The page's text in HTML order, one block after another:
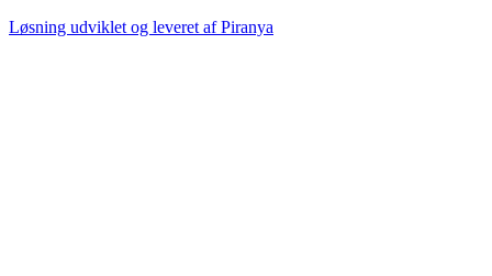
Løsning udviklet og leveret afPiranya